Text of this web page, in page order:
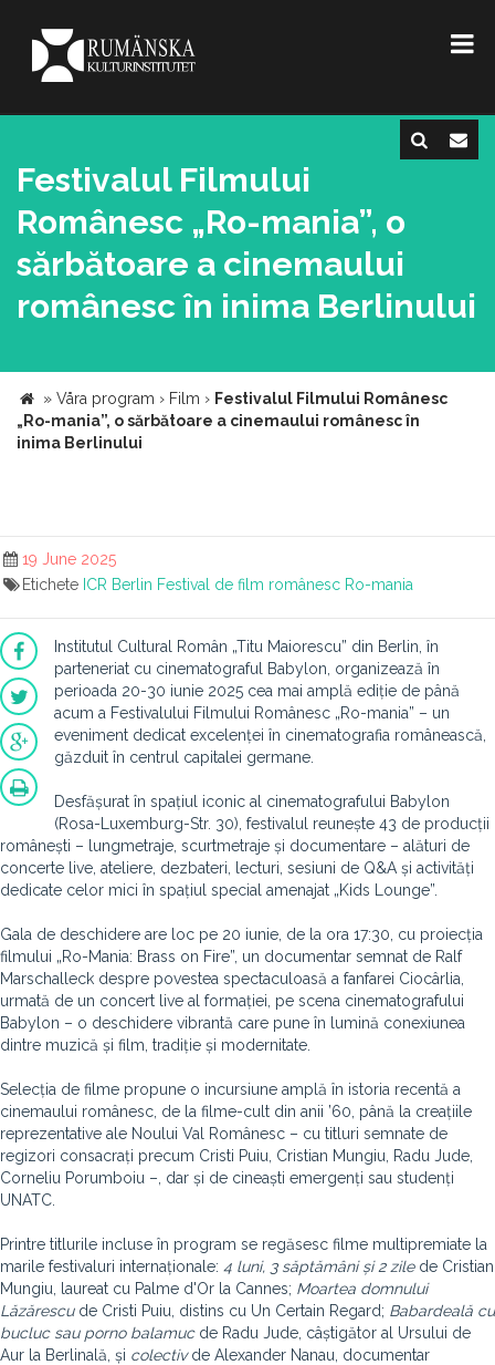
Festivalul Filmului
Românesc „Ro-mania”, o
sărbătoare a cinemaului
românesc în inima Berlinului
» Våra program › Film › Festivalul Filmului Românesc
„Ro-mania”, o sărbătoare a cinemaului românesc în
inima Berlinului
19 June 2025
Etichete ICR Berlin Festival de film românesc Ro-mania
Institutul Cultural Român „Titu Maiorescu” din Berlin, în
parteneriat cu cinematograful Babylon, organizează în
perioada 20-30 iunie 2025 cea mai amplă ediție de până
acum a Festivalului Filmului Românesc „Ro-mania” – un
eveniment dedicat excelenței în cinematografia românească,
găzduit în centrul capitalei germane.
Desfășurat în spațiul iconic al cinematografului Babylon
(Rosa-Luxemburg-Str. 30), festivalul reunește 43 de producții
românești – lungmetraje, scurtmetraje și documentare – alături de
concerte live, ateliere, dezbateri, lecturi, sesiuni de Q&A și activități
dedicate celor mici în spațiul special amenajat „Kids Lounge”.
Gala de deschidere are loc pe 20 iunie, de la ora 17:30, cu proiecția
filmului „Ro-Mania: Brass on Fire”, un documentar semnat de Ralf
Marschalleck despre povestea spectaculoasă a fanfarei Ciocârlia,
urmată de un concert live al formației, pe scena cinematografului
Babylon – o deschidere vibrantă care pune în lumină conexiunea
dintre muzică și film, tradiție și modernitate.
Selecția de filme propune o incursiune amplă în istoria recentă a
cinemaului românesc, de la filme-cult din anii ’60, până la creațiile
reprezentative ale Noului Val Românesc – cu titluri semnate de
regizori consacrați precum Cristi Puiu, Cristian Mungiu, Radu Jude,
Corneliu Porumboiu –, dar și de cineaști emergenți sau studenți
UNATC.
Printre titlurile incluse în program se regăsesc filme multipremiate la
marile festivaluri internaționale: 4 luni, 3 săptămâni și 2 zilede Cristian
Mungiu, laureat cu Palme d'Or la Cannes; Moartea domnului
Lăzărescude Cristi Puiu, distins cu Un Certain Regard; Babardeală cu
bucluc sau porno balamucde Radu Jude, câștigător al Ursului de
Aur la Berlinală, și colectivde Alexander Nanau, documentar